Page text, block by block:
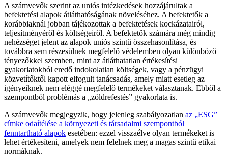
A számvevők szerint az uniós intézkedések hozzájárultak a
befektetési alapok átláthatóságának növeléséhez. A befektetők a
korábbiaknál jobban tájékozottak a befektetések kockázatairól,
teljesítményéről és költségeiről. A befektetők számára még mindig
nehézséget jelent az alapok uniós szintű összehasonlítása, és
továbbra sem részesülnek megfelelő védelemben olyan különböző
tényezőkkel szemben, mint az átláthatatlan értékesítési
gyakorlatokból eredő indokolatlan költségek, vagy a pénzügyi
közvetítőktől kapott elfogult tanácsadás, amely miatt esetleg az
igényeiknek nem eléggé megfelelő termékeket választanak. Ebből a
szempontból problémás a „zöldrefestés” gyakorlata is.
A számvevők megjegyzik, hogy jelenleg szabályozatlan az „ESG”
címke odaítélése a környezeti és társadalmi szempontból
fenntartható alapok esetében: ezzel visszaélve olyan termékeket is
lehet értékesíteni, amelyek nem felelnek meg a magas szintű etikai
normáknak.